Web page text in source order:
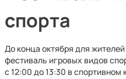
спорта
До конца октября для
фестиваль игровых видов
с 12:00 до 13:30 в спортивном